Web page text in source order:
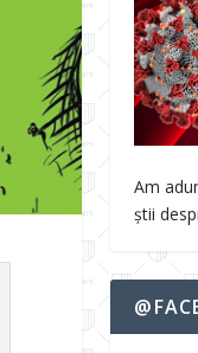
Am
știi